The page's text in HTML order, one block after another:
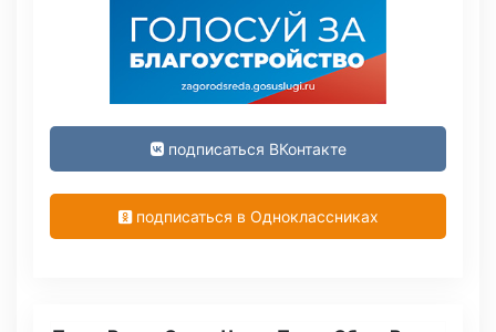
подписаться ВКонтакте
подписаться в Одноклассниках